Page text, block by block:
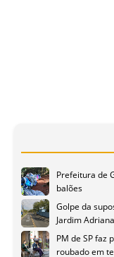
Prefeitura de
balões
Golpe da
Jardim
PM de SP faz
roubado em